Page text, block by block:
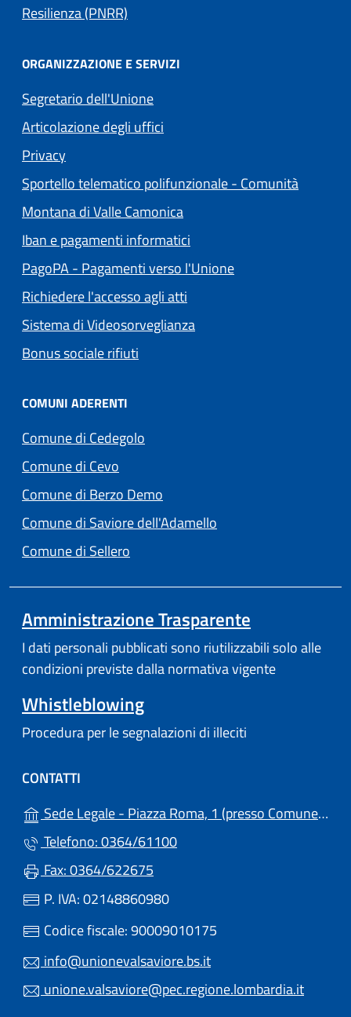
Resilienza (PNRR)
ORGANIZZAZIONE E SERVIZI
Segretario dell'Unione
Articolazione degli uffici
Privacy(apre in un'altra scheda).
Sportello telematico polifunzionale - Comunità
Montana di Valle Camonica
Iban e pagamenti informatici
PagoPA - Pagamenti verso l'Unione(apre in un'altra
Richiedere l'accesso agli atti
Sistema di Videosorveglianza
Bonus sociale rifiuti
COMUNI ADERENTI
Comune di Cedegolo
Comune di Cevo
Comune di Berzo Demo
Comune di Saviore dell'Adamello
Comune di Sellero
Amministrazione Trasparente
I dati personali pubblicati sono riutilizzabili solo alle
condizioni previste dalla normativa vigente
Whistleblowing
Procedura per le segnalazioni di illeciti
CONTATTI
Sede Legale - Piazza Roma, 1 (presso Comune) - 25051 - Cedegolo (BS)
Telefono: 0364/61100
Fax: 0364/622675
P. IVA: 02148860980
Codice fiscale: 90009010175
info@unionevalsaviore.bs.it
unione.valsaviore@pec.regione.lombardia.it